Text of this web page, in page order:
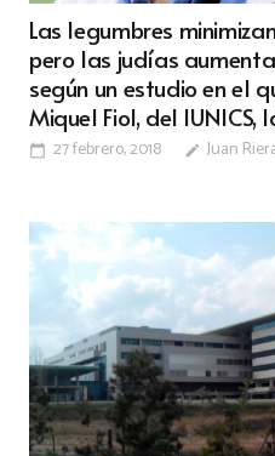
Las legumbres
pero las judías
según un estudio en el
Miquel Fiol, del IUNICS,
calendar_today 27 febrero, 2018 edit Juan